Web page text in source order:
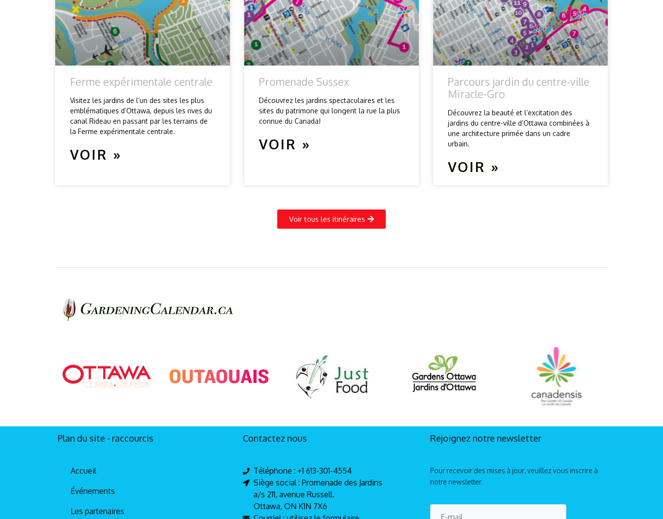
Ferme expérimentale centrale
Visitez les jardins de l’un des sites les plus
emblématiques d’Ottawa, depuis les rives du
canal Rideau en passant par les terrains de
la Ferme expérimentale centrale.
VOIR »
Promenade Sussex
Découvrez les jardins spectaculaires et les
sites du patrimone qui longent la rue la plus
connue du Canada!
VOIR »
Parcours jardin du centre-ville
Miracle-Gro
Découvrez la beauté et l’excitation des
jardins du centre-ville d’Ottawa combinées à
une architecture primée dans un cadre
urbain.
VOIR »
Voir tous les itinéraires
Plan du site - raccourcis
Accueil
Événements
Les partenaires
Contactez nous
Téléphone : +1 613-301-4554
Siège social : Promenade des Jardins
a/s 211, avenue Russell.
Ottawa, ON K1N 7X6
Rejoignez notre newsletter
Pour recevoir des mises à jour, veuillez vous inscrire à
notre newsletter.